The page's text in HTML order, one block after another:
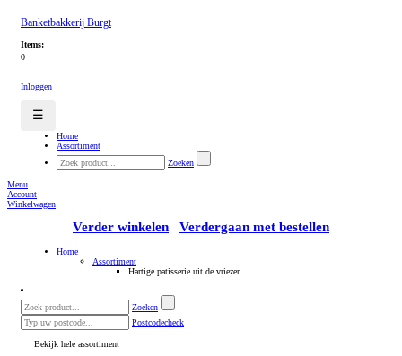
Banketbakkerij Burgt
Items:
0
Inloggen
☰
Home
Assortiment
Zoeken
Menu
Account
Winkelwagen
Verder winkelen Verdergaan met bestellen
Home
Assortiment
Hartige patisserie uit de vriezer
Zoeken
Postcodecheck
Bekijk hele assortiment